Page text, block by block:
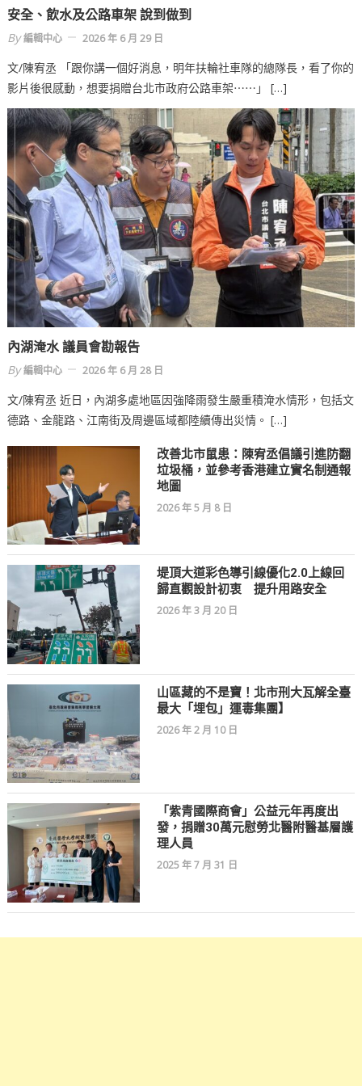
安全、飲水及公路車架 說到做到
By編輯中心 2026 年 6 月 29 日
文/陳宥丞 「跟你講一個好消息，明年扶輪社車隊的總隊長，看了你的
影片後很感動，想要捐贈台北市政府公路車架⋯⋯」 […]
內湖淹水 議員會勘報告
By編輯中心 2026 年 6 月 28 日
文/陳宥丞 近日，內湖多處地區因強降雨發生嚴重積淹水情形，包括文
德路、金龍路、江南街及周邊區域都陸續傳出災情。 […]
改善北市鼠患：陳宥丞倡議引進防翻
垃圾桶，並參考香港建立實名制通報
地圖
2026 年 5 月 8 日
堤頂大道彩色導引線優化2.0上線回
歸直觀設計初衷 提升用路安全
2026 年 3 月 20 日
山區藏的不是寶！北市刑大瓦解全臺
最大「埋包」運毒集團】
2026 年 2 月 10 日
「紫青國際商會」公益元年再度出
發，捐贈30萬元慰勞北醫附醫基層護
理人員
2025 年 7 月 31 日